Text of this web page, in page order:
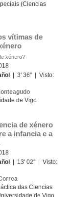
(Ciencias
vítimas de
xénero?
| 3' 36'' | Visto:
de Vigo
de xénero
a infancia e a
| 13' 02'' | Visto:
das Ciencias
de Vigo